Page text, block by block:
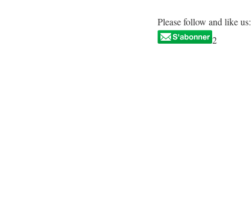
Please follow and like us:
2